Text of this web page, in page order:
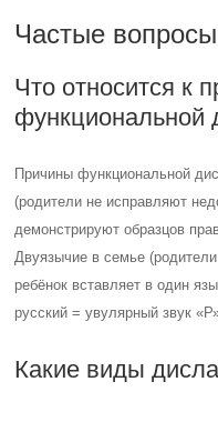
Частые вопросы
Что относится к
функциональной
Причины функциональной
(родители не исправляют
демонстрируют образцов
Двуязычие в семье
ребёнок вставляет в один
русский = увулярный звук
Какие виды